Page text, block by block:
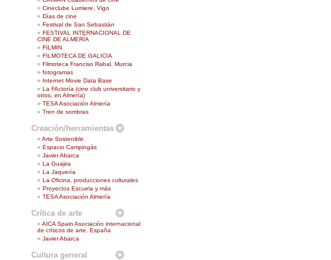
Cineclube Lumiere, Vigo
Días de cine
Festival de San Sebastián
FESTIVAL INTERNACIONAL DE
CINE DE ALMERÍA
FILMIN
FILMOTECA DE GALICIA
Filmoteca Franciso Rabal, Murcia
fotogramas
Internet Movie Data Base
La FActoría (cine club universitario y
otros, en Almería)
TESA Asociación Almería
Tren de sombras
Creación/herramientas
Arte Sostenible.
Espacio Campingás
Javier Abarca
La Guajira
La Jaquería
La Oficina, producciones culturales
Proyectos Escuela y más
TESA Asociación Almería
Crítica de arte
AICA Spain Asociación internacional
de críticos de arte. España
Javier Abarca
Cultura general